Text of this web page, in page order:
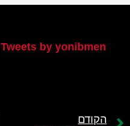
Tweets by yonibmen
הקודם